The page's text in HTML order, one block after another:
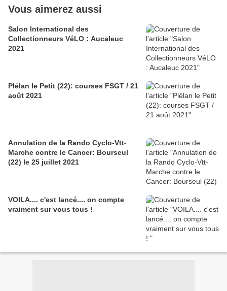
Vous aimerez aussi
Salon International des
Collectionneurs VéLO : Aucaleuc
2021
Plélan le Petit (22): courses FSGT / 21
août 2021
Annulation de la Rando Cyclo-Vtt-
Marche contre le Cancer: Bourseul
(22) le 25 juillet 2021
VOILA.... c'est lancé.... on compte
vraiment sur vous tous !